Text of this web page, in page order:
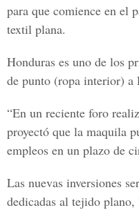
para que comience en el
textil plana.
Honduras es uno de los
de punto (ropa interior) a
“En un reciente foro
proyectó que la maquila
empleos en un plazo de
Las nuevas inversiones
dedicadas al tejido